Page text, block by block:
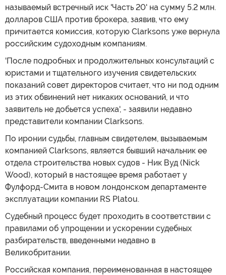
называемый встречный иск 'Часть 20' на сумму 5.2 млн.
долларов США против брокера, заявив, что ему
причитается комиссия, которую Clarksons уже вернула
российским судоходным компаниям.
'После подробных и продолжительных консультаций с
юристами и тщательного изучения свидетельских
показаний совет директоров считает, что ни под одним
из этих обвинений нет никаких оснований, и что
заявитель не добьется успеха', - заявили недавно
представители компании Clarksons.
По иронии судьбы, главным свидетелем, вызываемым
компанией Clarksons, является бывший начальник ее
отдела строительства новых судов - Ник Вуд (Nick
Wood), который в настоящее время работает у
Фулфорд-Смита в новом лондонском департаменте
эксплуатации компании RS Platou.
Судебный процесс будет проходить в соответствии с
правилами об упрощении и ускорении судебных
разбирательств, введенными недавно в
Великобритании.
Российская компания, переименованная в настоящее